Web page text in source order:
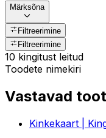
Märksõna
Filtreerimine
Filtreerimine
10 kingitust leitud
Toodete nimekiri
Vastavad
Kinkekaart |